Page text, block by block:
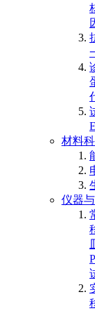
材料
仪器